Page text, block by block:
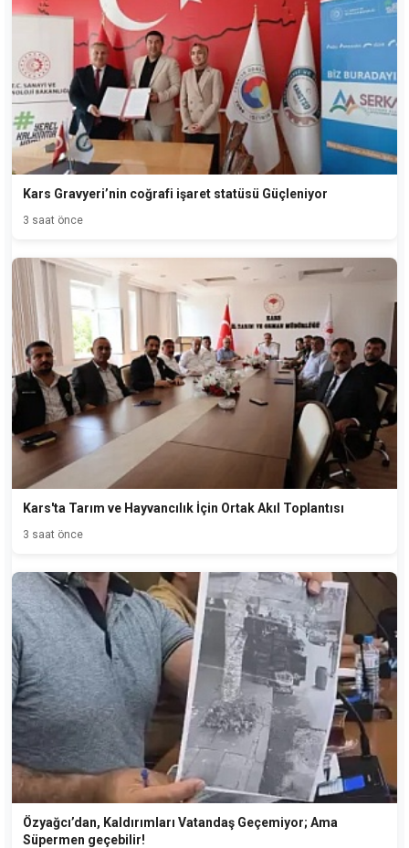
Kars Gravyeri’nin coğrafi işaret statüsü Güçleniyor
3 saat önce
Kars'ta Tarım ve Hayvancılık İçin Ortak Akıl Toplantısı
3 saat önce
Özyağcı’dan, Kaldırımları Vatandaş Geçemiyor; Ama
Süpermen geçebilir!